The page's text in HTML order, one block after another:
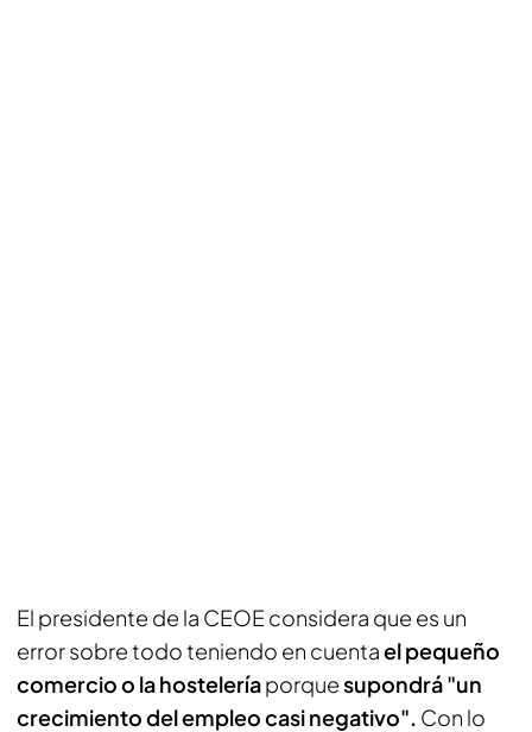
El presidente de la CEOE considera que es un
error sobre todo teniendo en cuentael pequeño
comercio o la hosteleríaporquesupondrá "un
crecimiento del empleo casi negativo". Con lo